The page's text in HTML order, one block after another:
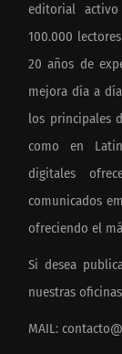
editorial
100.000
20 años de
mejora día a
los principales
como en
digitales
comunicados
ofreciendo el
Si desea
nuestras
MAIL: